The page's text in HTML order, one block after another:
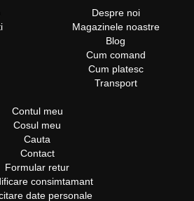
Despre noi
Magazinele noastre
Blog
Cum comand
Cum platesc
Transport
Contul meu
Cosul meu
Cauta
Contact
Formular retur
consimtamant
date personale